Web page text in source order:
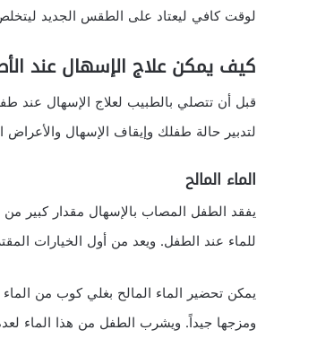
لوقت كافي ليعتاد على الطقس الجديد
كيف يمكن علاج الإسهال عند
قبل أن تتصلي بالطبيب لعلاج الإسهال عند
لتدبير حالة طفلك وإيقاف الإسهال والأعراض
الماء المالح
يفقد الطفل المصاب بالإسهال مقدار كبير
للماء عند الطفل. ويعد من أول الخيارات
يمكن تحضير الماء المالح بغلي كوب من
ومزجها جيداً. ويشرب الطفل من هذا الماء لعدة